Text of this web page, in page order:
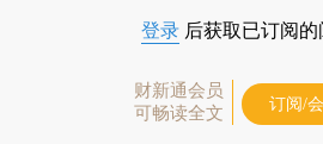
登录 后获取已订阅
财新通会员
可畅读全文
订阅/